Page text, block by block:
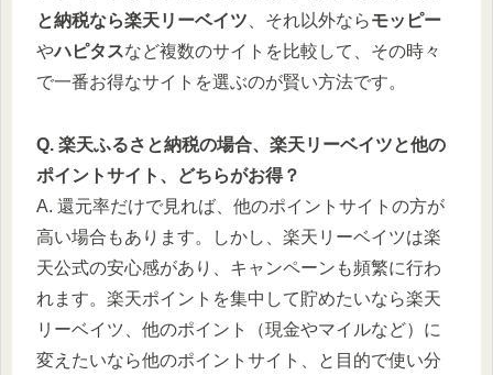
と納税なら楽天リーベイツ 、それ以外ならモッピー
やハピタスなど複数のサイトを比較して、その時々
で一番お得なサイトを選ぶのが賢い方法です。
Q. 楽天ふるさと納税の場合、楽天リーベイツと他の
ポイントサイト、どちらがお得？
A. 還元率だけで見れば、他のポイントサイトの方が
高い場合もあります。しかし、楽天リーベイツは楽
天公式の安心感があり、キャンペーンも頻繁に行わ
れます。楽天ポイントを集中して貯めたいなら楽天
リーベイツ、他のポイント（現金やマイルなど）に
変えたいなら他のポイントサイト、と目的で使い分